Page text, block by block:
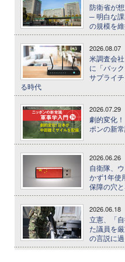
防衛省が
─ 明白な
の規模を
2026.08.07
米調査会
に「バッ
サプライ
る時代
2026.07.29
劇的変化
ポンの新
2026.06.26
自衛隊、
かず1年使
保障の穴
2026.06.18
立憲、「
た議員を
の言説に